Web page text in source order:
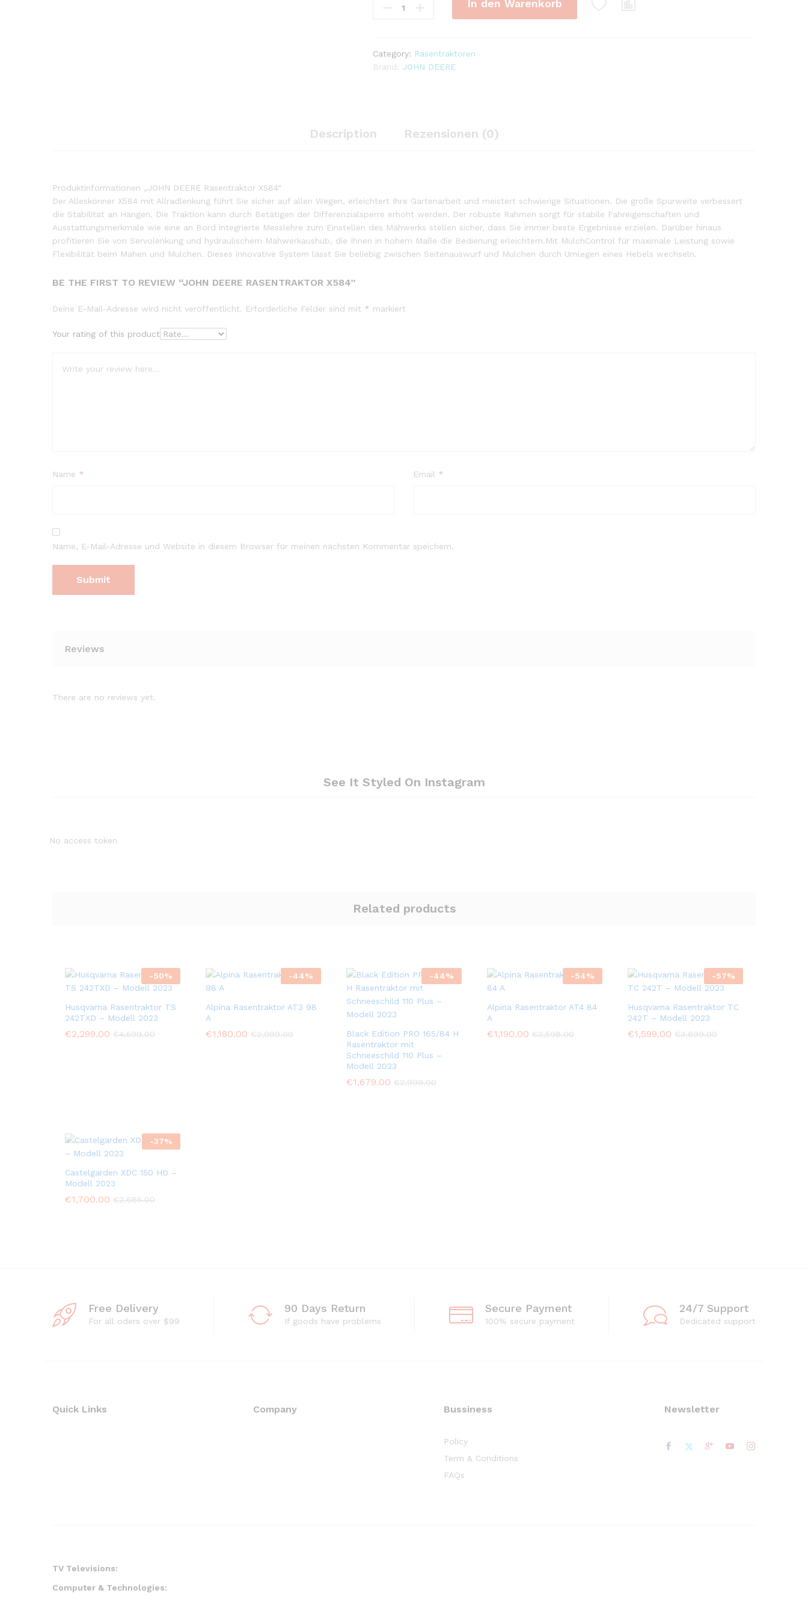
DEERE
In den Warenkorb
Category: Rasentraktoren
Brand: JOHN DEERE
Description Rezensionen (0)
Produktinformationen „JOHN DEERE Rasentraktor X584“
Der Alleskönner X584 mit Allradlenkung führt Sie sicher auf allen Wegen, erleichtert Ihre Gartenarbeit und meistert schwierige Situationen. Die große Spurweite verbessert
die Stabilität an Hängen. Die Traktion kann durch Betätigen der Differenzialsperre erhöht werden. Der robuste Rahmen sorgt für stabile Fahreigenschaften und
Ausstattungsmerkmale wie eine an Bord integrierte Messlehre zum Einstellen des Mähwerks stellen sicher, dass Sie immer beste Ergebnisse erzielen. Darüber hinaus
profitieren Sie von Servolenkung und hydraulischem Mähwerkaushub, die Ihnen in hohem Maße die Bedienung erleichtern.Mit MulchControl für maximale Leistung sowie
Flexibilität beim Mähen und Mulchen. Dieses innovative System lässt Sie beliebig zwischen Seitenauswurf und Mulchen durch Umlegen eines Hebels wechseln.
BE THE FIRST TO REVIEW “JOHN DEERE RASENTRAKTOR X584”
Deine E-Mail-Adresse wird nicht veröffentlicht. Erforderliche Felder sind mit * markiert
Your rating of this product
Name * Email *
Name, E-Mail-Adresse und Website in diesem Browser für meinen nächsten Kommentar speichern.
Reviews
There are no reviews yet.
See It Styled On Instagram
No access token
Related products
-50%
Husqvarna Rasentraktor TS
242TXD – Modell 2023
€2,299.00 €4,599.00
-44%
Alpina Rasentraktor AT3 98
A
€1,180.00 €2,099.00
-44%
Black Edition PRO 165/84 H
Rasentraktor mit
Schneeschild 110 Plus –
Modell 2023
€1,679.00 €2,999.00
-54%
Alpina Rasentraktor AT4 84
A
€1,190.00 €2,598.00
-57%
Husqvarna Rasentraktor TC
242T – Modell 2023
€1,599.00 €3,699.00
-37%
Castelgarden XDC 150 HD –
Modell 2023
€1,700.00 €2,685.00
Free Delivery
For all oders over $99
90 Days Return
If goods have problems
Secure Payment
100% secure payment
24/7 Support
Dedicated support
Quick Links Company Bussiness
Policy
Term & Conditions
FAQs
Newsletter
TV Televisions:
Computer & Technologies: